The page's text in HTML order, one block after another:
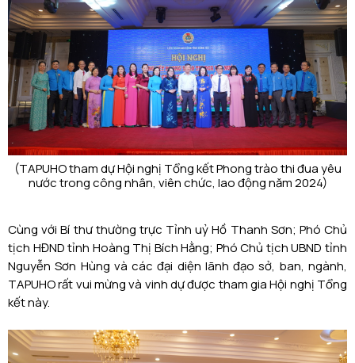
(TAPUHO tham dự Hội nghị Tổng kết Phong trào thi đua yêu
nước trong công nhân, viên chức, lao động năm 2024)
Cùng với Bí thư thường trực Tỉnh uỷ Hồ Thanh Sơn; Phó Chủ
tịch HĐND tỉnh Hoàng Thị Bích Hằng; Phó Chủ tịch UBND tỉnh
Nguyễn Sơn Hùng và các đại diện lãnh đạo sở, ban, ngành,
TAPUHO rất vui mừng và vinh dự được tham gia Hội nghị Tổng
kết này.